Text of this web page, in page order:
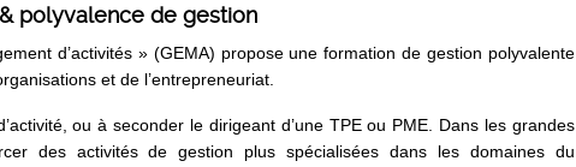
polyvalence de gestion
d’activités » (GEMA) propose une formation de gestion polyvalente
et de l’entrepreneuriat.
ou à seconder le dirigeant d’une TPE ou PME. Dans les grandes
des activités de gestion plus spécialisées dans les domaines du